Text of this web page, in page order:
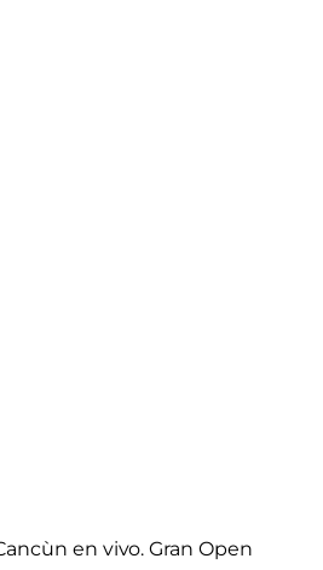
en vivo. Gran Open